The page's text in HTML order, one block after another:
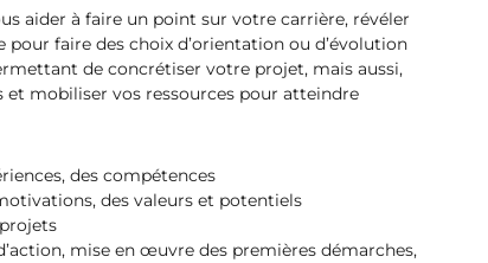
aider à faire un point sur votre carrière, révéler
faire des choix d’orientation ou d’évolution
de concrétiser votre projet, mais aussi,
mobiliser vos ressources pour atteindre
des compétences
des valeurs et potentiels
mise en œuvre des premières démarches,